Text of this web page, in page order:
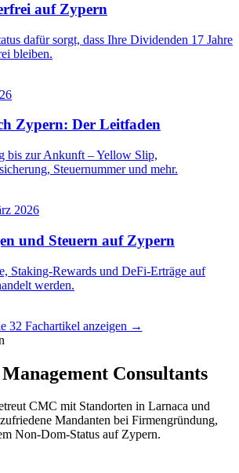
auf Zypern
dafür sorgt, dass Ihre Dividenden 17 Jahre
bleiben.
Zypern: Der Leitfaden
bis zur Ankunft – Yellow Slip,
Steuernummer und mehr.
2026
und Steuern auf Zypern
Staking-Rewards und DeFi-Erträge auf
werden.
32 Fachartikel anzeigen →
Consultants
CMC mit Standorten in Larnaca und
Mandanten bei Firmengründung,
Non-Dom-Status auf Zypern.